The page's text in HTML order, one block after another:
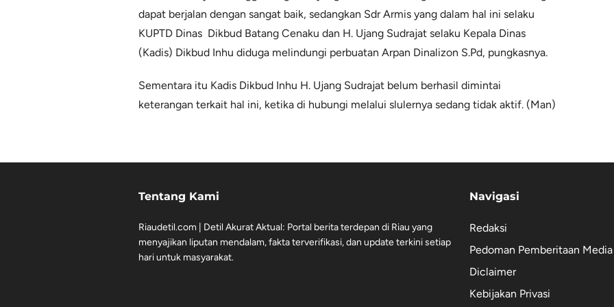
dapat berjalan dengan sangat baik, sedangkan Sdr Armis yang dalam hal ini selaku
KUPTD Dinas Dikbud Batang Cenaku dan H. Ujang Sudrajat selaku Kepala Dinas
(Kadis) Dikbud Inhu diduga melindungi perbuatan Arpan Dinalizon S.Pd, pungkasnya.
Sementara itu Kadis Dikbud Inhu H. Ujang Sudrajat belum berhasil dimintai
keterangan terkait hal ini, ketika di hubungi melalui slulernya sedang tidak aktif. (Man)
Tentang Kami
Riaudetil.com | Detil Akurat Aktual: Portal berita terdepan di Riau yang
menyajikan liputan mendalam, fakta terverifikasi, dan update terkini setiap
hari untuk masyarakat.
Navigasi
Redaksi
Pedoman Pemberitaan
Diclaimer
Kebijakan Privasi